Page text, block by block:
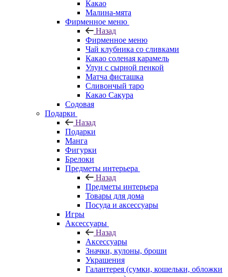
Какао
Малина-мята
Фирменное меню
Назад
Фирменное меню
Чай клубника со сливками
Какао соленая карамель
Улун с сырной пенкой
Матча фисташка
Сливончый таро
Какао Сакура
Содовая
Подарки
Назад
Подарки
Манга
Фигурки
Брелоки
Предметы интерьера
Назад
Предметы интерьера
Товары для дома
Посуда и аксессуары
Игры
Аксессуары
Назад
Аксессуары
Значки, кулоны, броши
Украшения
Галантерея (сумки, кошельки, обложки